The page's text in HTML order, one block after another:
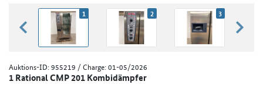
zurück blättern
1 2 3
Auktions-ID:955219 / Charge: 01-05/2026
1 Rational CMP 201 Kombidämpfer